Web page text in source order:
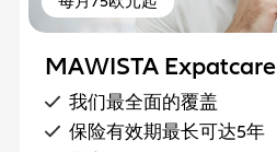
MAWISTA Expatcare
我们最全面的覆盖
保险有效期最长可达5年